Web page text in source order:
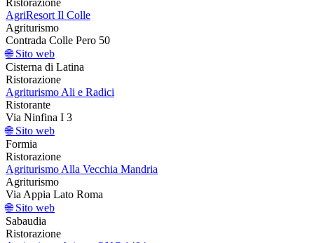
AgriResort Il Colle
Agriturismo
Contrada Colle Pero 50
🌐 Sito web
Cisterna di Latina
Ristorazione
Agriturismo Ali e Radici
Ristorante
Via Ninfina I 3
🌐 Sito web
Formia
Ristorazione
Agriturismo Alla Vecchia Mandria
Agriturismo
Via Appia Lato Roma
🌐 Sito web
Sabaudia
Ristorazione